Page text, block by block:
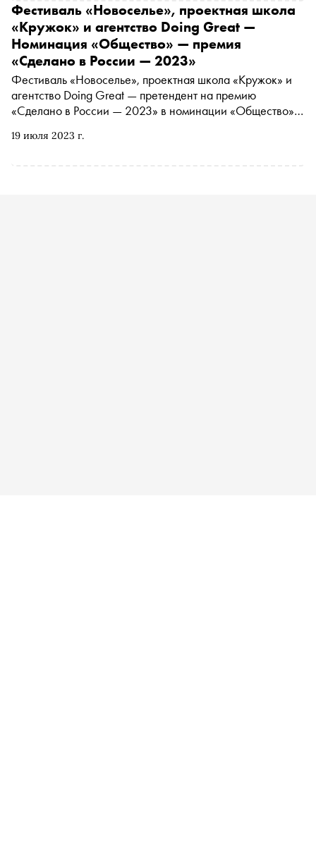
19 июля 2023 г.
Фестиваль «Новоселье», проектная школа
«Кружок» и агентство Doing Great —
Номинация «Общество» — премия
«Сделано в России — 2023»
Фестиваль «Новоселье», проектная школа «Кружок» и
агентство Doing Great — претендент на премию
«Сделано в России — 2023» в номинации «Общество».
Финансовый партнер премии — «МТС Банк